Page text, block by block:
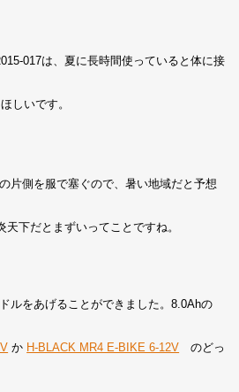
017は、夏に長時間使っていると体に接
しいです。
片側を服で塞ぐので、暑い地域だと予想
下だとまずいってことですね。
ルをあげることができました。8.0Ahの
か H-BLACK MR4 E-BIKE 6-12V のどっ